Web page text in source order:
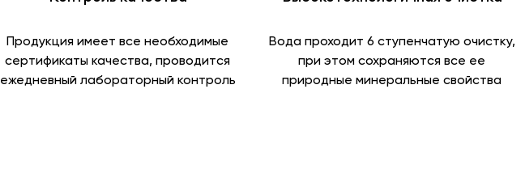
Продукция имеет все необходимые
сертификаты качества, проводится
ежедневный лабораторный контроль
Вода проходит 6 ступенчатую очистку,
при этом сохраняются все ее
природные минеральные свойства